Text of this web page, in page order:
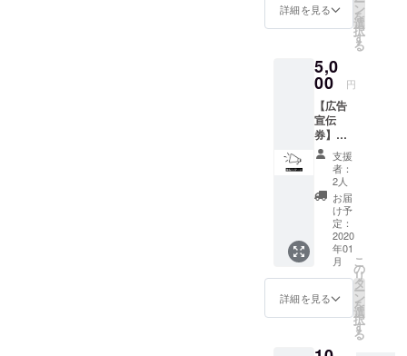
ケー
内でお
こない
ます。
・現地
までの
交通費
宿泊費
はご負
担くだ
さい。
（JR長
者町
駅）日
帰りで
も泊ま
可能で
すが、
する勇
2拠点生
活をス
して、2
年間で
経験し
たこと
をお伝
えしま
す。 古
家を一
人でリ
ノベー
ション
して２
年間で
経験し
ソン
ジャー
れてお
届け。
流木
（20〜
27cm）
を30本
程度お
届け。
興味は
あるけ
ど、距
離や時
間的な
理由で
体験型
では支
援でき
詳細を見る ン
を
選
択
す
る
5,0
00 円
【広告
宣伝
券】
5,000円
私の家
の中に
あなた
のお店
のチラ
シやフ
ライ
ヤーを1
年間置
かせて
頂きま
見ても
支援
者：
2人
お届
け予
定：
2020
年01
月
詳細を見る
こ
の
リ
タ
ー
ン
を
選
択
す
る